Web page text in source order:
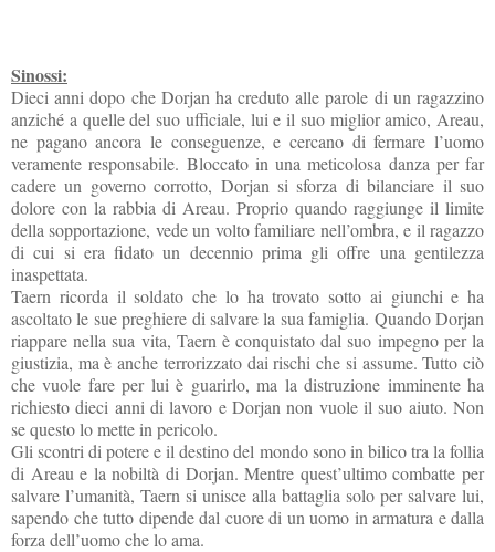
Sinossi:
Dieci anni dopo che Dorjan ha creduto alle parole di un ragazzino
anziché a quelle del suo ufficiale, lui e il suo miglior amico, Areau,
ne pagano ancora le conseguenze, e cercano di fermare l’uomo
veramente responsabile. Bloccato in una meticolosa danza per far
cadere un governo corrotto, Dorjan si sforza di bilanciare il suo
dolore con la rabbia di Areau. Proprio quando raggiunge il limite
della sopportazione, vede un volto familiare nell’ombra, e il ragazzo
di cui si era fidato un decennio prima gli offre una gentilezza
inaspettata.
Taern ricorda il soldato che lo ha trovato sotto ai giunchi e ha
ascoltato le sue preghiere di salvare la sua famiglia. Quando Dorjan
riappare nella sua vita, Taern è conquistato dal suo impegno per la
giustizia, ma è anche terrorizzato dai rischi che si assume. Tutto ciò
che vuole fare per lui è guarirlo, ma la distruzione imminente ha
richiesto dieci anni di lavoro e Dorjan non vuole il suo aiuto. Non
se questo lo mette in pericolo.
Gli scontri di potere e il destino del mondo sono in bilico tra la follia
di Areau e la nobiltà di Dorjan. Mentre quest’ultimo combatte per
salvare l’umanità, Taern si unisce alla battaglia solo per salvare lui,
sapendo che tutto dipende dal cuore di un uomo in armatura e dalla
forza dell’uomo che lo ama.